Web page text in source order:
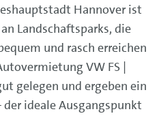
Hannover ist
Landschaftsparks, die
und rasch erreichen
VW FS |
gelegen und ergeben ein
ideale Ausgangspunkt